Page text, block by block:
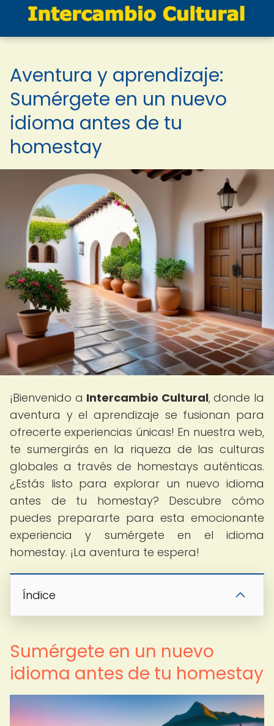
Aventura y aprendizaje:
Sumérgete en un nuevo
idioma antes de tu
homestay
¡Bienvenido a Intercambio Cultural, donde la
aventura y el aprendizaje se fusionan para
ofrecerte experiencias únicas! En nuestra web,
te sumergirás en la riqueza de las culturas
globales a través de homestays auténticas.
¿Estás listo para explorar un nuevo idioma
antes de tu homestay? Descubre cómo
puedes prepararte para esta emocionante
experiencia y sumérgete en el idioma
homestay. ¡La aventura te espera!
Índice
Sumérgete en un nuevo
idioma antes de tu homestay